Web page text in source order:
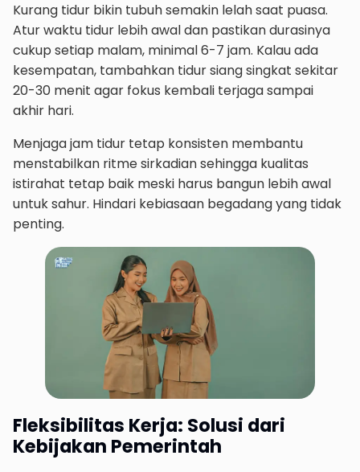
Kurang tidur bikin tubuh semakin lelah saat puasa.
Atur waktu tidur lebih awal dan pastikan durasinya
cukup setiap malam, minimal 6-7 jam. Kalau ada
kesempatan, tambahkan tidur siang singkat sekitar
20-30 menit agar fokus kembali terjaga sampai
akhir hari.
Menjaga jam tidur tetap konsisten membantu
menstabilkan ritme sirkadian sehingga kualitas
istirahat tetap baik meski harus bangun lebih awal
untuk sahur. Hindari kebiasaan begadang yang tidak
penting.
Fleksibilitas Kerja: Solusi dari
Kebijakan Pemerintah